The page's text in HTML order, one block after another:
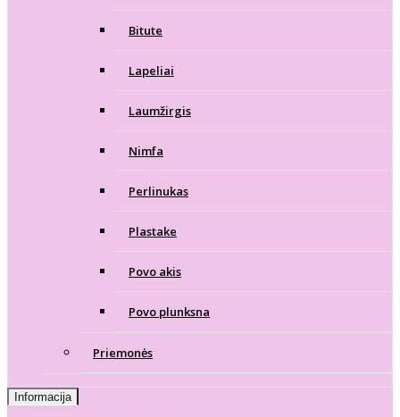
Bitute
Lapeliai
Laumžirgis
Nimfa
Perlinukas
Plastake
Povo akis
Povo plunksna
Priemonės
Informacija